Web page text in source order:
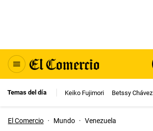
Temas del día Keiko Fujimori Betssy Chávez
El Comercio · Mundo · Venezuela